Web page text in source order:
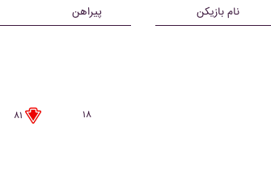
پیراهن
۸۱
۱۸
نام بازیکن